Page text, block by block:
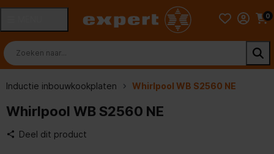
0
Inductie inbouwkookplaten Whirlpool WB S2560 NE
Whirlpool WB S2560 NE
Deel dit product